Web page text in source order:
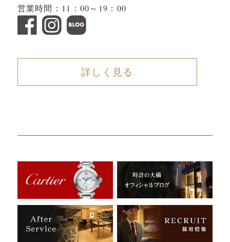
営業時間：11：00～19：00
詳しく見る